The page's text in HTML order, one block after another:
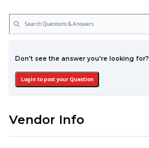
Don't see the answer you're looking for?
Login to post your Question
Vendor Info